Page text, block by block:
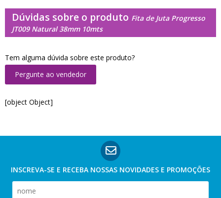
Dúvidas sobre o produto Fita de Juta Progresso
JT009 Natural 38mm 10mts
Tem alguma dúvida sobre este produto?
Pergunte ao vendedor
[object Object]
INSCREVA-SE E RECEBA NOSSAS NOVIDADES E PROMOÇÕES